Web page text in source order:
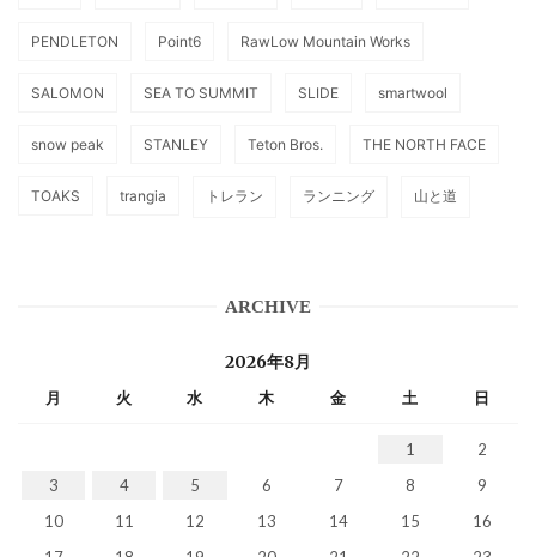
PENDLETON Point6 RawLow Mountain Works
SALOMON SEA TO SUMMIT SLIDE smartwool
snow peak STANLEY Teton Bros. THE NORTH FACE
TOAKS trangia トレラン ランニング 山と道
ARCHIVE
2026年8月
月 火 水 木 金 土 日
1
2
3
4 5 6 7 8
9
10
11 12 13 14 15
16